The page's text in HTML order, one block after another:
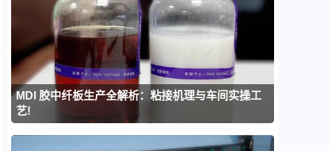
MDI 胶中纤板生产全解析：粘接机理与车间实操工
艺!